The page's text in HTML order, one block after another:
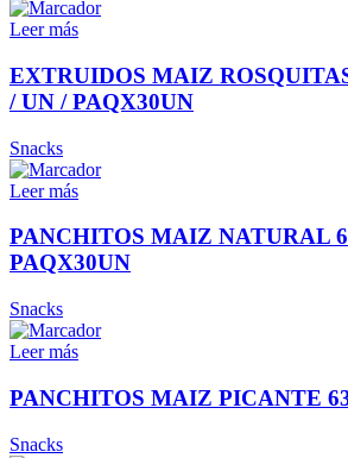
Leer más
EXTRUIDOS MAIZ
/ UN / PAQX30UN
Snacks
Leer más
PANCHITOS MAIZ NATURAL
PAQX30UN
Snacks
Leer más
PANCHITOS MAIZ PICANTE
Snacks